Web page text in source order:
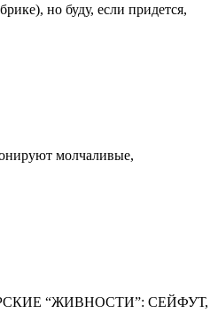
но буду, если придется,
молчаливые,
МОРСКИЕ “ЖИВНОСТИ”: СЕЙФУТ,